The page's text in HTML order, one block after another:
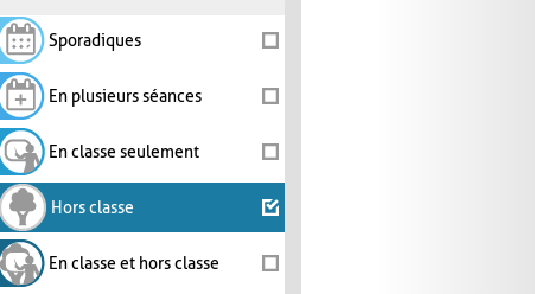
Sporadiques
En plusieurs séances
En classe seulement
Hors classe
En classe et hors classe